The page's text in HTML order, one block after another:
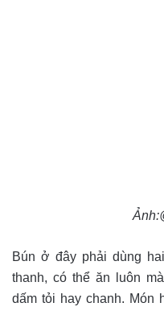
Bún ở đây phải dùng
thanh, có thể ăn luôn
dấm tỏi hay chanh. Món